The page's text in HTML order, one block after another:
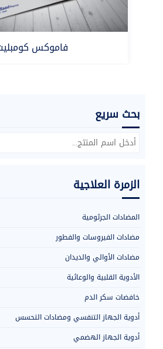
فاموتيدين - كربونات
فاموكس
بحث سريع
Search
الزمرة العلاجية
المضادات الجرثومية
مضادات الفيروسات والفطور
مضادات الأوالي والديدان
الأدوية القلبية والوعائية
خافضات سكر الدم
أدوية الجهاز التنفسي ومضادات التحسس
أدوية الجهاز الهضمي